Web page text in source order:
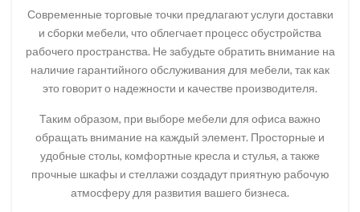
Современные торговые точки предлагают услуги доставки
и сборки мебели, что облегчает процесс обустройства
рабочего пространства. Не забудьте обратить внимание на
наличие гарантийного обслуживания для мебели, так как
это говорит о надежности и качестве производителя.
Таким образом, при выборе мебели для офиса важно
обращать внимание на каждый элемент. Просторные и
удобные столы, комфортные кресла и стулья, а также
прочные шкафы и стеллажи создадут приятную рабочую
атмосферу для развития вашего бизнеса.